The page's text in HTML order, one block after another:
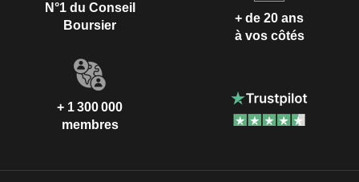
N°1 du Conseil
Boursier
+ de 20 ans
à vos côtés
+ 1 300 000
membres